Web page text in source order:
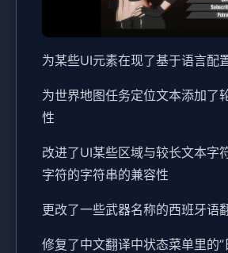
为某些UI元素在现了基于语言配
为世界地图任务定位文本添加了
性
改进了UI某些区域与较长文本字
字符的字符串的兼容性
更改了一些武器名称的西班牙语
修复了中文翻译中状态菜单里的